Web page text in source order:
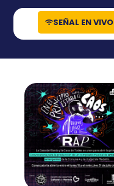
contenido
SEÑAL EN VIVO